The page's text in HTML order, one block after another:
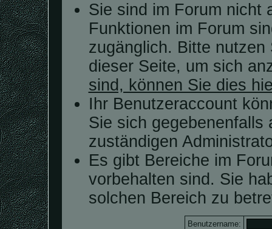
Sie sind im Forum nicht
Funktionen im Forum
zugänglich. Bitte
dieser Seite, um sich
sind, können Sie dies
Ihr Benutzeraccount
Sie sich gegebenenfalls
zuständigen
Es gibt Bereiche im
vorbehalten sind. Sie
solchen Bereich zu
Benutzername: